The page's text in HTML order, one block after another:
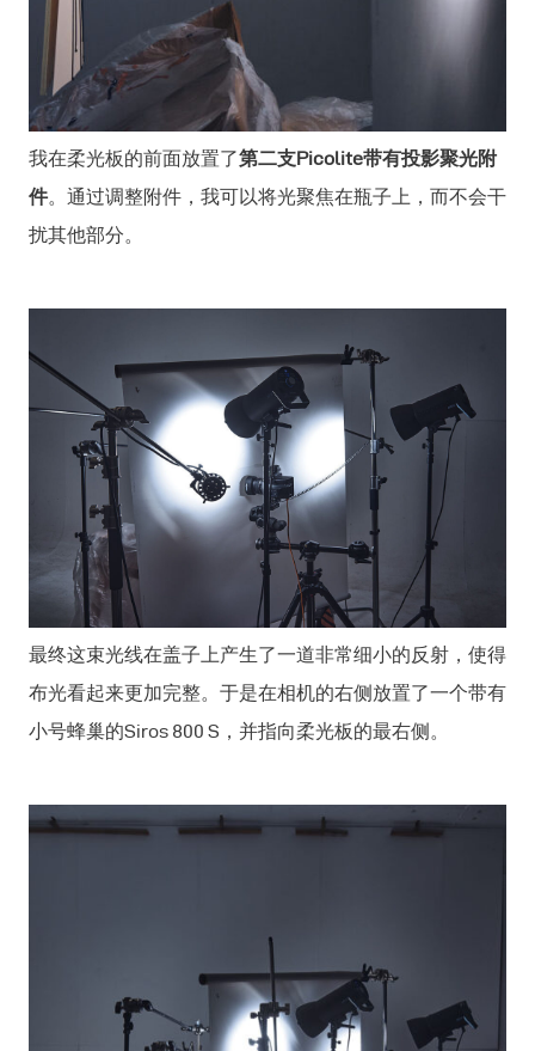
我在柔光板的前面放置了第二支Picolite带有投影聚光附
件。通过调整附件，我可以将光聚焦在瓶子上，而不会干
扰其他部分。
最终这束光线在盖子上产生了一道非常细小的反射，使得
布光看起来更加完整。于是在相机的右侧放置了一个带有
小号蜂巢的Siros 800 S，并指向柔光板的最右侧。